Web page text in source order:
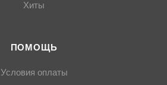
Хиты
ПОМОЩЬ
Условия оплаты